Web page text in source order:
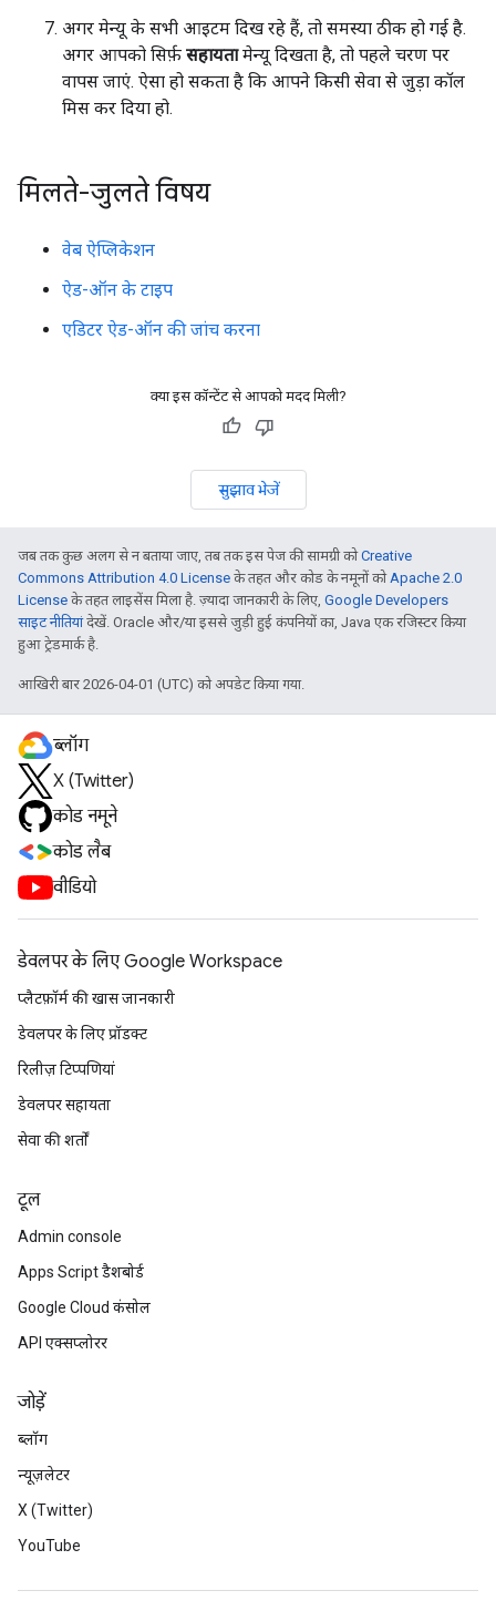
अगर मेन्यू के सभी आइटम दिख रहे हैं, तो समस्या ठीक हो गई है.
अगर आपको सिर्फ़ सहायतामेन्यू दिखता है, तो पहले चरण पर
वापस जाएं. ऐसा हो सकता है कि आपने किसी सेवा से जुड़ा कॉल
मिस कर दिया हो.
मिलते-जुलते विषय
वेब ऐप्लिकेशन
ऐड-ऑन के टाइप
एडिटर ऐड-ऑन की जांच करना
क्या इस कॉन्टेंट से आपको मदद मिली?
सुझाव भेजें
जब तक कुछ अलग से न बताया जाए, तब तक इस पेज की सामग्री कोCreative
Commons Attribution 4.0 License के तहत और कोड के नमूनों कोApache 2.0
License के तहत लाइसेंस मिला है. ज़्यादा जानकारी के लिए, Google Developers
साइट नीतियांदेखें. Oracle और/या इससे जुड़ी हुई कंपनियों का, Java एक रजिस्टर किया
हुआ ट्रेडमार्क है.
आखिरी बार 2026-04-01 (UTC) को अपडेट किया गया.
ब्लॉग
X (Twitter)
कोड नमूने
कोड लैब
वीडियो
डेवलपर के लिए Google Workspace
प्लैटफ़ॉर्म की खास जानकारी
डेवलपर के लिए प्रॉडक्ट
रिलीज़ टिप्पणियां
डेवलपर सहायता
सेवा की शर्तों
टूल
Admin console
Apps Script डैशबोर्ड
Google Cloud कंसोल
API एक्सप्लोरर
जोड़ें
ब्लॉग
न्यूज़लेटर
X (Twitter)
YouTube